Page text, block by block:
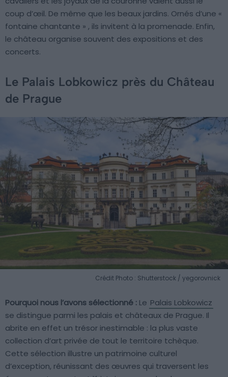
coup d’œil. De même que les beaux jardins. Ornés d’une «
fontaine chantante » , ils invitent à la promenade. Enfin,
le château organise souvent des expositions et des
concerts.
Le Palais Lobkowicz près du Château
de Prague
Crédit Photo : Shutterstock / yegorovnick
Pourquoi nous l’avons sélectionné : Le Palais Lobkowicz
se distingue parmi les palais et châteaux de Prague. Il
abrite en effet un trésor inestimable : la plus vaste
collection d’art privée de tout le territoire tchèque.
Cette sélection illustre un patrimoine culturel
d’exception, réunissant des œuvres qui traversent les